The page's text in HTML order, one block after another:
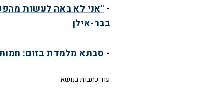
- "אני לא באה לעשות
בבר-אילן
- סבתא מלמדת בזום:
עוד כתבות בנושא